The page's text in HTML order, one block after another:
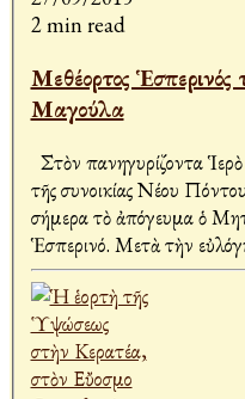
2 min read
Μεθέορτος
Μαγούλα
Στὸν πανηγυρίζοντα
τῆς συνοικίας Νέου
σήμερα τὸ ἀπόγευμα ὁ
Ἑσπερινό. Μετὰ τὴν